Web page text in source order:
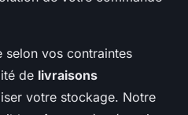
selon vos contraintes
de livraisons
votre stockage. Notre